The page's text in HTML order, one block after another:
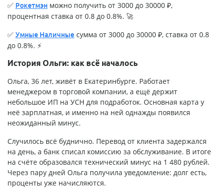
✅ Рокетмэн можно получить от 3000 до 30000 ₽,
процентная ставка от 0.8 до 0.8%. 🚀
✅ Умные Наличные сумма от 3000 до 30000 ₽, ставка от 0.8
до 0.8%. ⚡
История Ольги: как всё началось
Ольга, 36 лет, живёт в Екатеринбурге. Работает
менеджером в торговой компании, а ещё держит
небольшое ИП на УСН для подработок. Основная карта у
неё зарплатная, и именно на ней однажды появился
неожиданный минус.
Случилось всё буднично. Перевод от клиента задержался
на день, а банк списал комиссию за обслуживание. В итоге
на счёте образовался технический минус на 1 480 рублей.
Через пару дней Ольга получила уведомление: долг есть,
проценты уже начисляются.